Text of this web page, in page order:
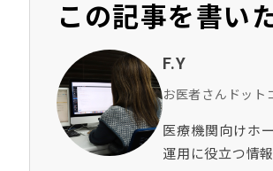
この記事を書い
F.Y
お医者さんドット
医療機関向けホ
運用に役立つ情